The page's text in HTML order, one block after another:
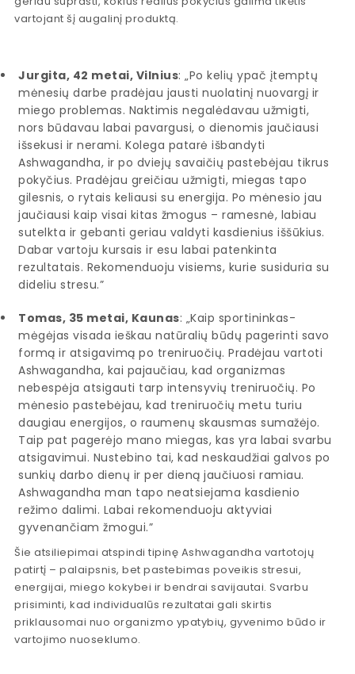
vartojant šį augalinį produktą.
Jurgita, 42 metai, Vilnius: „Po kelių ypač įtemptų
mėnesių darbe pradėjau jausti nuolatinį nuovargį ir
miego problemas. Naktimis negalėdavau užmigti,
nors būdavau labai pavargusi, o dienomis jaučiausi
išsekusi ir nerami. Kolega patarė išbandyti
Ashwagandha, ir po dviejų savaičių pastebėjau tikrus
pokyčius. Pradėjau greičiau užmigti, miegas tapo
gilesnis, o rytais keliausi su energija. Po mėnesio jau
jaučiausi kaip visai kitas žmogus – ramesnė, labiau
sutelkta ir gebanti geriau valdyti kasdienius iššūkius.
Dabar vartoju kursais ir esu labai patenkinta
rezultatais. Rekomenduoju visiems, kurie susiduria su
dideliu stresu.”
Tomas, 35 metai, Kaunas: „Kaip sportininkas-
mėgėjas visada ieškau natūralių būdų pagerinti savo
formą ir atsigavimą po treniruočių. Pradėjau vartoti
Ashwagandha, kai pajaučiau, kad organizmas
nebespėja atsigauti tarp intensyvių treniruočių. Po
mėnesio pastebėjau, kad treniruočių metu turiu
daugiau energijos, o raumenų skausmas sumažėjo.
Taip pat pagerėjo mano miegas, kas yra labai svarbu
atsigavimui. Nustebino tai, kad neskaudžiai galvos po
sunkių darbo dienų ir per dieną jaučiuosi ramiau.
Ashwagandha man tapo neatsiejama kasdienio
režimo dalimi. Labai rekomenduoju aktyviai
gyvenančiam žmogui.”
Šie atsiliepimai atspindi tipinę Ashwagandha vartotojų
patirtį – palaipsnis, bet pastebimas poveikis stresui,
energijai, miego kokybei ir bendrai savijautai. Svarbu
prisiminti, kad individualūs rezultatai gali skirtis
priklausomai nuo organizmo ypatybių, gyvenimo būdo ir
vartojimo nuoseklumo.